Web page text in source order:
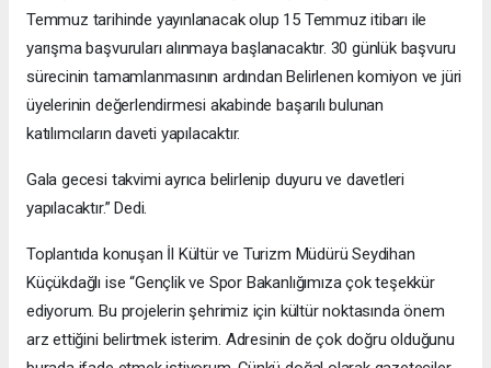
Temmuz tarihinde yayınlanacak olup 15 Temmuz itibarı ile
yarışma başvuruları alınmaya başlanacaktır. 30 günlük başvuru
sürecinin tamamlanmasının ardından Belirlenen komiyon ve jüri
üyelerinin değerlendirmesi akabinde başarılı bulunan
katılımcıların daveti yapılacaktır.
Gala gecesi takvimi ayrıca belirlenip duyuru ve davetleri
yapılacaktır.” Dedi.
Toplantıda konuşan İl Kültür ve Turizm Müdürü Seydihan
Küçükdağlı ise “Gençlik ve Spor Bakanlığımıza çok teşekkür
ediyorum. Bu projelerin şehrimiz için kültür noktasında önem
arz ettiğini belirtmek isterim. Adresinin de çok doğru olduğunu